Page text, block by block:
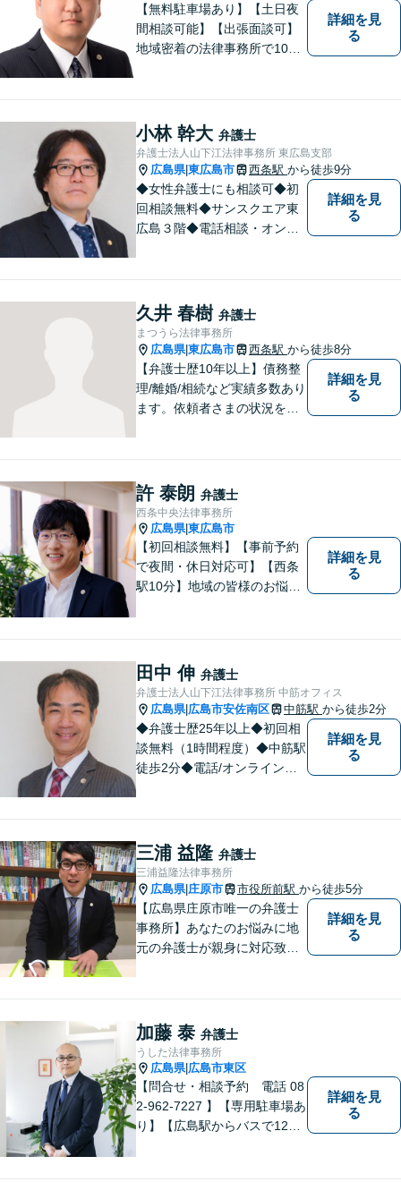
【無料駐車場あり】【土日夜
間相談可能】【出張面談可】
地域密着の法律事務所で10年
面談も承っています！【借金
問題相談無料】
詳細を見
る
小林 幹大 弁護士
弁護士法人山下江法律事務所 東広島支部
広島県|東広島市 西条駅 から徒歩9分
◆女性弁護士にも相談可◆初
回相談無料◆サンスクエア東
広島３階◆電話相談・オンラ
しにくいことも安心してご相
談ください。あなたの気持ち
に寄り添い、丁寧にお応えし
ます。
詳細を見
る
久井 春樹 弁護士
まつうら法律事務所
広島県|東広島市 西条駅 から徒歩8分
【弁護士歴10年以上】債務整
理/離婚/相続など実績多数あり
ます。依頼者さまの状況を十
ります。【ＪＲ「西条駅」か
ら8分】【駐車場あり】
詳細を見
る
許 泰朗 弁護士
西条中央法律事務所
広島県|東広島市
【初回相談無料】【事前予約
で夜間・休日対応可】【西条
駅10分】地域の皆様のお悩み
相続など、お一人で抱えず是
非ご相談にいらしてくださ
い。
詳細を見
る
田中 伸 弁護士
弁護士法人山下江法律事務所 中筋オフィス
広島県| 広島市安佐南区 中筋駅 から徒歩2分
◆弁護士歴25年以上◆初回相
談無料（1時間程度）◆中筋駅
徒歩2分◆電話/オンライン相
地域の皆様に寄り添い、地域
密着型の法律事務所としてよ
り身近な法的サービスを提供
します。
詳細を見
る
三浦 益隆 弁護士
三浦益隆法律事務所
広島県| 庄原市 市役所前駅 から徒歩5分
【広島県庄原市唯一の弁護士
事務所】あなたのお悩みに地
元の弁護士が親身に対応致し
詳細を見
る
加藤 泰 弁護士
うした法律事務所
広島県| 広島市東区
【問合せ・相談予約 電話 08
2-962-7227 】【専用駐車場あ
り】【広島駅からバスで12
詳細を見
る